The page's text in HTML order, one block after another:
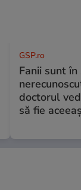
GSP.ro
Fanii sunt în
doctorul
să fie